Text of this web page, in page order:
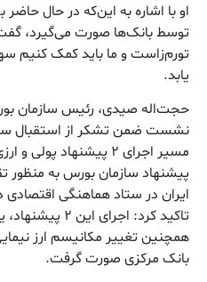
او با اشاره به این‌که در حال
توسط بانک‌ها صورت می‌گیرد،
تورم‌زاست و ما باید کمک کنیم
یابد.
حجت‌اله صیدی، رئیس سازمان
نشست ضمن تشکر از استقبال
پیشنهاد سازمان بورس به منظور
ایران در ستاد هماهنگی اقتصادی
تاکید کرد:
همچنین تغییر مکانیسم ارز
بانک مرکزی صورت گرفت.